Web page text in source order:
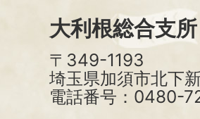
大利根総合支所
〒349-1193
埼玉県加須市北下
電話番号：0480-